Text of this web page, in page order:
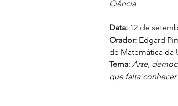
Ciência
Data: 12 de
Orador: Edgard
de Matemática da
Tema: Arte,
que falta conhecer